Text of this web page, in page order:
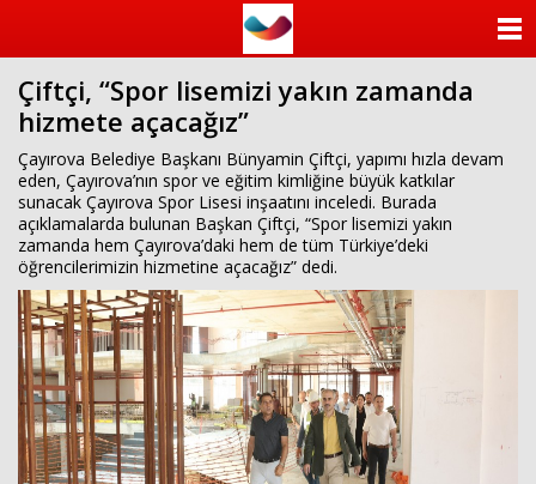
Çiftçi, “Spor lisemizi yakın zamanda
hizmete açacağız”
Çayırova Belediye Başkanı Bünyamin Çiftçi, yapımı hızla devam
eden, Çayırova’nın spor ve eğitim kimliğine büyük katkılar
sunacak Çayırova Spor Lisesi inşaatını inceledi. Burada
açıklamalarda bulunan Başkan Çiftçi, “Spor lisemizi yakın
zamanda hem Çayırova’daki hem de tüm Türkiye’deki
öğrencilerimizin hizmetine açacağız” dedi.
KATEGORİLER
ANKETLER
VİDEO GALERİ
KÜNYE
İLETİŞİM